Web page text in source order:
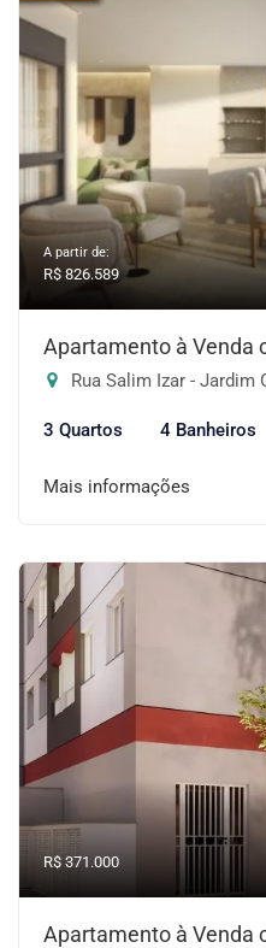
A partir de:
R$ 826.589
Apartamento à Venda
Rua Salim Izar - Jardim
3 Quartos 4 Banheiros
Mais informações
R$ 371.000
Apartamento à Venda